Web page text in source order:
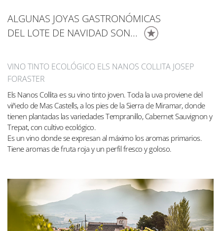
ALGUNAS JOYAS GASTRONÓMICAS
DEL LOTE DE NAVIDAD SON...
VINO TINTO ECOLÓGICO ELS NANOS COLLITA JOSEP
FORASTER
Els Nanos Collita es su vino tinto joven. Toda la uva proviene del
viñedo de Mas Castells, a los pies de la Sierra de Miramar, donde
tienen plantadas las variedades Tempranillo, Cabernet Sauvignon y
Trepat, con cultivo ecológico.
Es un vino donde se expresan al máximo los aromas primarios.
Tiene aromas de fruta roja y un perfil fresco y goloso.